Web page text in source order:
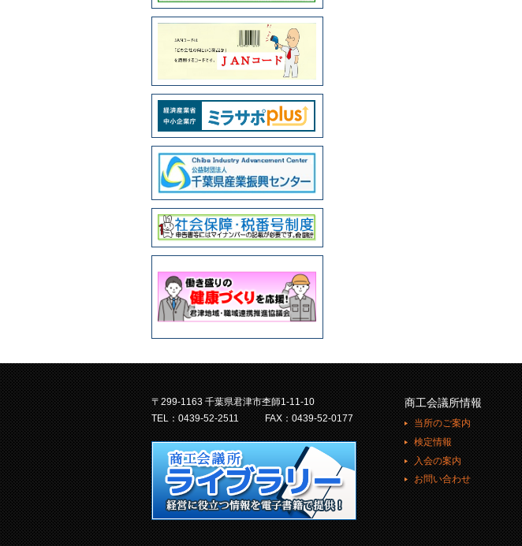
〒299-1163 千葉県君津市杢師1-11-10
TEL：0439-52-2511
FAX：0439-52-0177
商工会議所情報
当所のご案内
検定情報
入会の案内
お問い合わせ